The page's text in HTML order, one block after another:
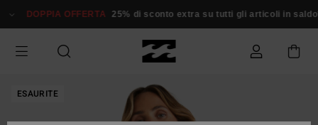
alle
prodotto
DOPPIA OFFERTA 25% di sconto extra su tutti gli articoli in saldo*
ESAURITE